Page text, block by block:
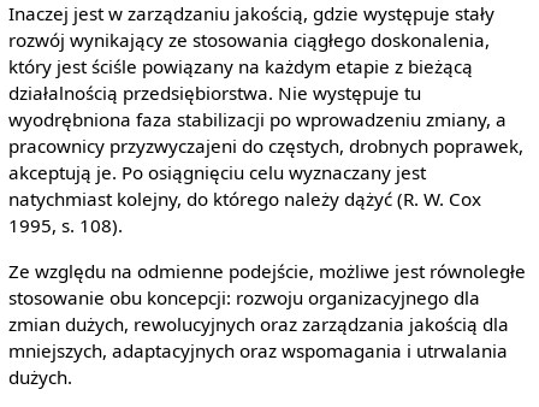
Inaczej jest w zarządzaniu jakością, gdzie występuje stały
rozwój wynikający ze stosowania ciągłego doskonalenia,
który jest ściśle powiązany na każdym etapie z bieżącą
działalnością przedsiębiorstwa. Nie występuje tu
wyodrębniona faza stabilizacji po wprowadzeniu zmiany, a
pracownicy przyzwyczajeni do częstych, drobnych poprawek,
akceptują je. Po osiągnięciu celu wyznaczany jest
natychmiast kolejny, do którego należy dążyć (R. W. Cox
1995, s. 108).
Ze względu na odmienne podejście, możliwe jest równoległe
stosowanie obu koncepcji: rozwoju organizacyjnego dla
zmian dużych, rewolucyjnych oraz zarządzania jakością dla
mniejszych, adaptacyjnych oraz wspomagania i utrwalania
dużych.